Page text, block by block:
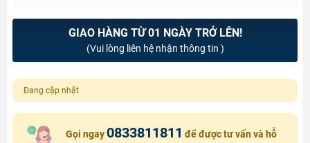
GIAO HÀNG TỪ 01 NGÀY TRỞ LÊN!
(Vui lòng liên hệ nhận thông tin )
Đang cập nhật
Gọi ngay 0833811811 để được tư vấn và hỗ